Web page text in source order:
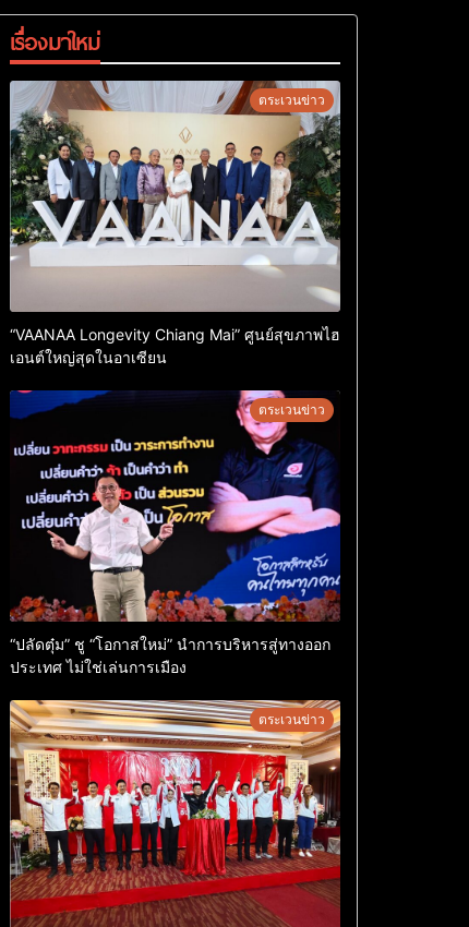
เรื่องมาใหม่
ตระเวนข่าว
“VAANAA Longevity Chiang Mai” ศูนย์สุขภาพไฮ
เอนต์ใหญ่สุดในอาเซียน
ตระเวนข่าว
“ปลัดตุ๋ม” ชู “โอกาสใหม่” นำการบริหารสู่ทางออก
ประเทศ ไม่ใช่เล่นการเมือง
ตระเวนข่าว